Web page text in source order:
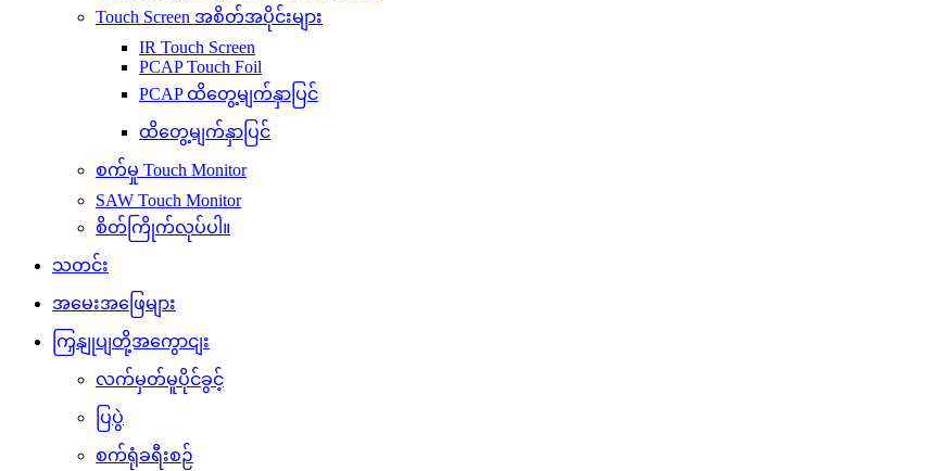
Touch Screen အစိတ်အပိုင်းများ
IR Touch Screen
PCAP Touch Foil
PCAP ထိတွေ့မျက်နှာပြင်
ထိတွေ့မျက်နှာပြင်
စက်မှု Touch Monitor
SAW Touch Monitor
စိတ်ကြိုက်လုပ်ပါ။
သတင်း
အမေးအဖြေများ
ကြှနျုပျတို့အကွောငျး
လက်မှတ်မူပိုင်ခွင့်
ပြပွဲ
စက်ရုံခရီးစဉ်